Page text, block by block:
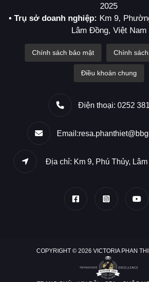
2025
• Trụ sở doanh nghiệp: Km 9,
Lâm Đồng, Việt Nam
Chính sách bảo mật Chính
Điều khoản chung
Điện thoại: 0252
Địa chỉ: Km 9, Phú Thủy,
COPYRIGHT © 2026 VICTORIA PHAN